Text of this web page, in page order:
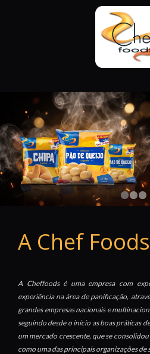
A Chef Foods
A Cheffoods é uma empresa com
experiência na área de panificação,
grandes empresas nacionais e
seguindo desde o início as boas práticas
um mercado crescente, que se
como uma das principais organizações de